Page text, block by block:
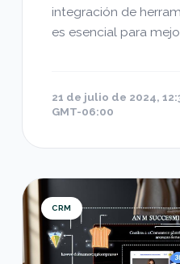
integración de
es esencial para
21 de julio de 2024,
GMT-06:00
Transforma tu
CRM